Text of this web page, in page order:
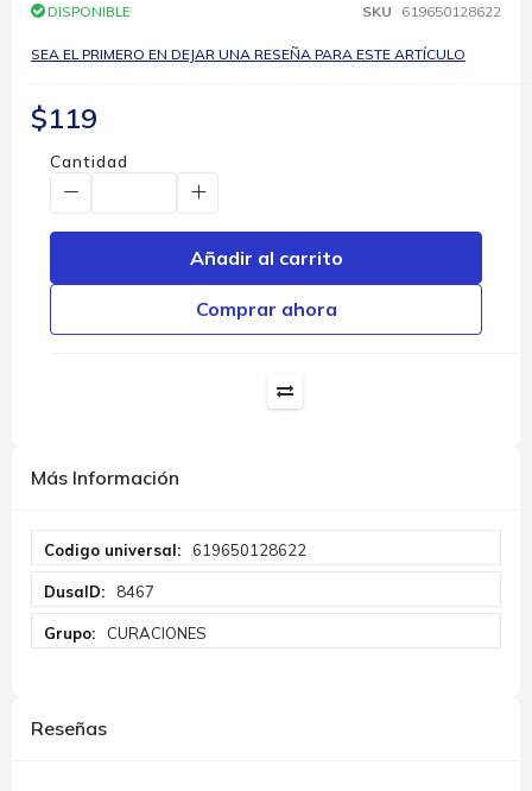
galería
imágenes
DISPONIBLE SKU 619650128622
SEA EL PRIMERO EN DEJAR UNA RESEÑA PARA ESTE ARTÍCULO
$119
Cantidad
Añadir al carrito
Comprar ahora
Más Información
Información
619650128622
8467
CURACIONES
Reseñas